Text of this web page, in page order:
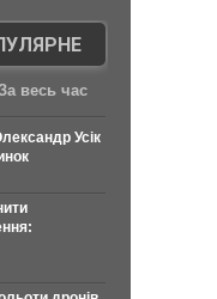
весь час
Усік